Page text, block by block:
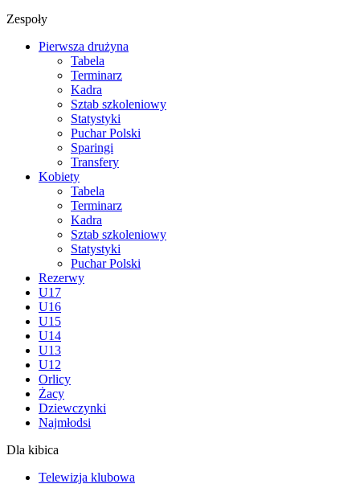
Zespoły
Pierwsza drużyna
Tabela
Terminarz
Kadra
Sztab szkoleniowy
Statystyki
Puchar Polski
Sparingi
Transfery
Kobiety
Tabela
Terminarz
Kadra
Sztab szkoleniowy
Statystyki
Puchar Polski
Rezerwy
U17
U16
U15
U14
U13
U12
Orlicy
Żacy
Dziewczynki
Najmłodsi
Dla kibica
Telewizja klubowa